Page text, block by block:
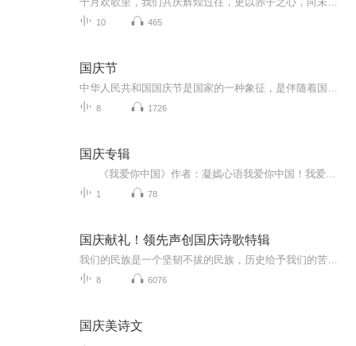
10 465
国庆节
8 1726
国庆专辑
1 78
国庆献礼！领先声创国庆诗歌特辑
8 6076
国庆美诗文